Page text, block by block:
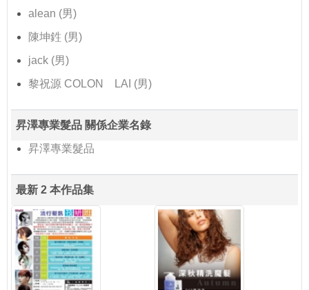
alean (男)
陳坤鉎 (男)
jack (男)
黎祝源 COLON LAI (男)
昇澤專業髮品 關係企業名錄
昇澤專業髮品
最新 2 本作品集